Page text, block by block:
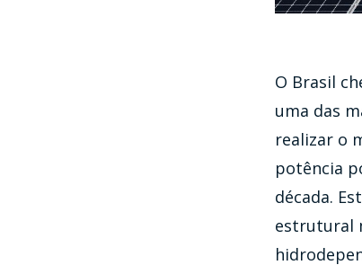
O Brasil
uma das
realizar o
potência
década.
estrutural